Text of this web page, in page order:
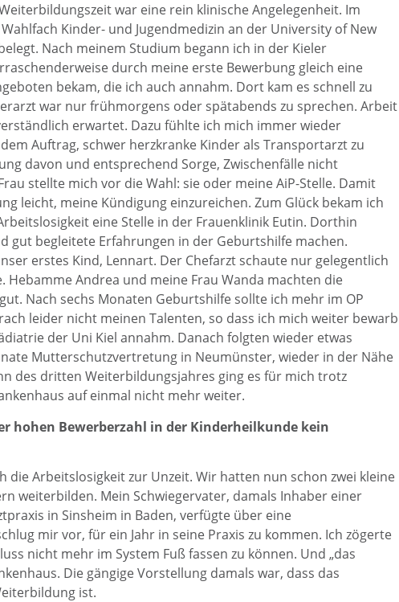
war eine rein klinische Angelegenheit. Im
Kinder- und Jugendmedizin an der University of New
Nach meinem Studium begann ich in der Kieler
durch meine erste Bewerbung gleich eine
bekam, die ich auch annahm. Dort kam es schnell zu
war nur frühmorgens oder spätabends zu sprechen. Arbeit
erwartet. Dazu fühlte ich mich immer wieder
Auftrag, schwer herzkranke Kinder als Transportarzt zu
davon und entsprechend Sorge, Zwischenfälle nicht
stellte mich vor die Wahl: sie oder meine AiP-Stelle. Damit
leicht, meine Kündigung einzureichen. Zum Glück bekam ich
eine Stelle in der Frauenklinik Eutin. Dorthin
gut begleitete Erfahrungen in der Geburtshilfe machen.
erstes Kind, Lennart. Der Chefarzt schaute nur gelegentlich
Hebamme Andrea und meine Frau Wanda machten die
Nach sechs Monaten Geburtshilfe sollte ich mehr im OP
leider nicht meinen Talenten, so dass ich mich weiter bewarb
der Uni Kiel annahm. Danach folgten wieder etwas
Mutterschutzvertretung in Neumünster, wieder in der Nähe
des dritten Weiterbildungsjahres ging es für mich trotz
auf einmal nicht mehr weiter.
hohen Bewerberzahl in der Kinderheilkunde kein
die Arbeitslosigkeit zur Unzeit. Wir hatten nun schon zwei kleine
weiterbilden. Mein Schwiegervater, damals Inhaber einer
in Sinsheim in Baden, verfügte über eine
mir vor, für ein Jahr in seine Praxis zu kommen. Ich zögerte
nicht mehr im System Fuß fassen zu können. Und „das
Die gängige Vorstellung damals war, dass das
ist.